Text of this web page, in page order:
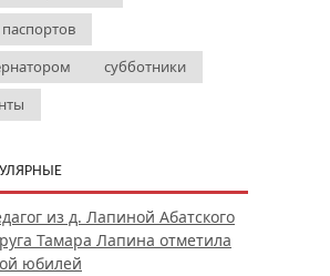
субботники
из д. Лапиной Абатского
Тамара Лапина отметила
юбилей